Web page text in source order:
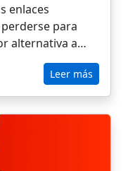
enlaces
para
alternativa a
a salvo.
tus datosLeer más